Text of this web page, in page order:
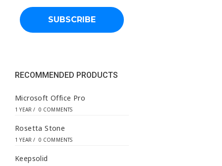
a
d
s
RECOMMENDED PRODUCTS
Microsoft Office Pro
1 YEAR / 0 COMMENTS
Rosetta Stone
1 YEAR / 0 COMMENTS
Keepsolid